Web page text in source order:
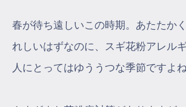
春が待ち遠しいこの時期。あたたか
れしいはずなのに、スギ花粉アレル
人にとってはゆううつな季節ですよね